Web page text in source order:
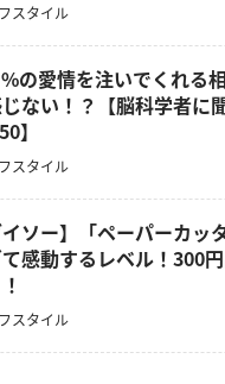
スタイル
の愛情を注いでくれる
ない！？【脳科学者に
】
スタイル
イソー】「ペーパーカッ
感動するレベル！300
スタイル